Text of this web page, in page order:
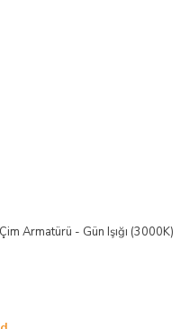
Armatürü - Gün Işığı (3000K)